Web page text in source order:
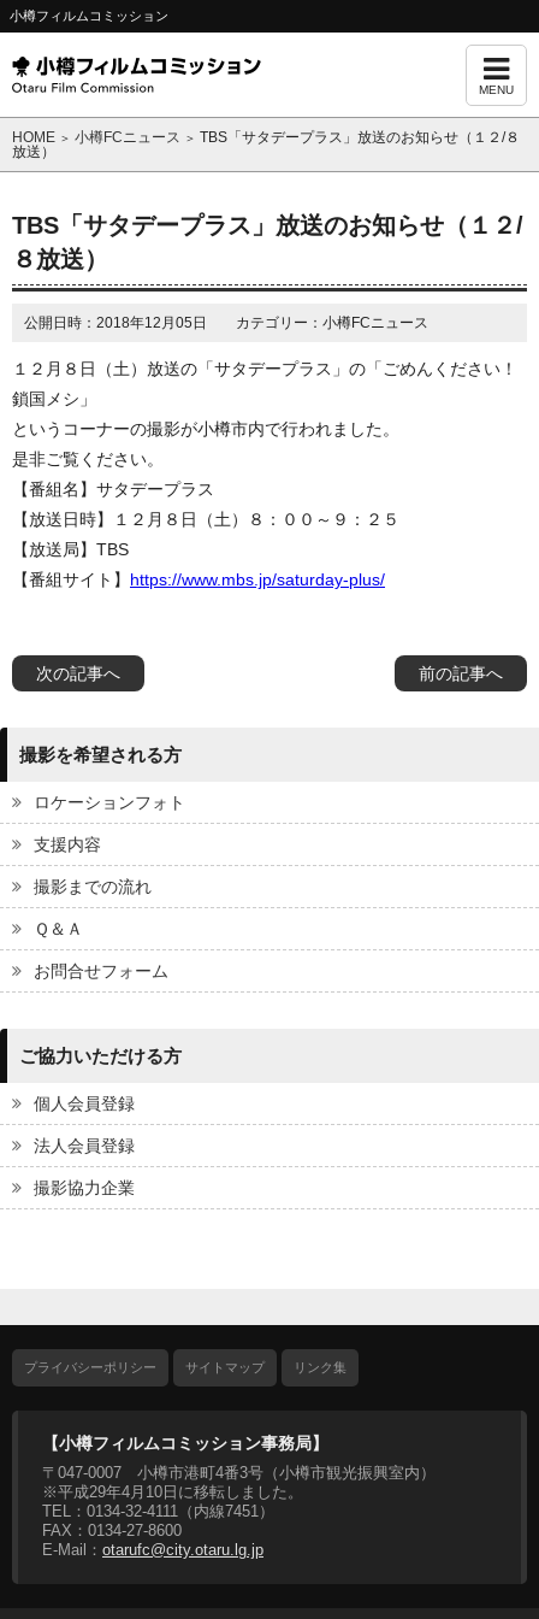
小樽フィルムコミッション
MENU
HOME ＞ 小樽FCニュース ＞ TBS「サタデープラス」放送のお知らせ（１２/８
放送）
TBS「サタデープラス」放送のお知らせ（１２/
８放送）
公開日時：2018年12月05日 カテゴリー：小樽FCニュース
１２月８日（土）放送の「サタデープラス」の「ごめんください！
鎖国メシ」
というコーナーの撮影が小樽市内で行われました。
是非ご覧ください。
【番組名】サタデープラス
【放送日時】１２月８日（土）８：００～９：２５
【放送局】TBS
【番組サイト】 https://www.mbs.jp/saturday-plus/
前の記事へ
次の記事へ
撮影を希望される方
ロケーションフォト
支援内容
撮影までの流れ
Ｑ＆Ａ
お問合せフォーム
ご協力いただける方
個人会員登録
法人会員登録
撮影協力企業
プライバシーポリシー サイトマップ リンク集
【小樽フィルムコミッション事務局】
〒047-0007 小樽市港町4番3号（小樽市観光振興室内）
※平成29年4月10日に移転しました。
TEL：0134-32-4111（内線7451）
FAX：0134-27-8600
E-Mail： otarufc@city.otaru.lg.jp